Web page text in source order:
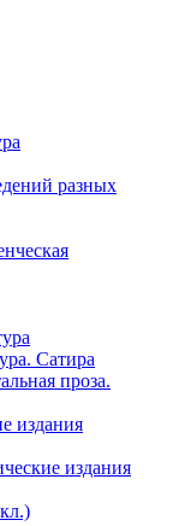
разных
Сатира
проза.
издания
издания